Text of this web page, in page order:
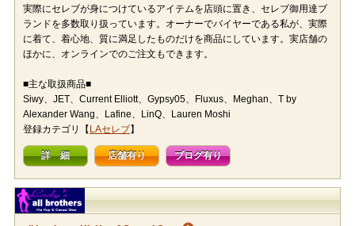
実際にセレブが身につけているアイテムを店頭に置き、セレブ御用達ブ
ランドを多数取り扱っています。オーナーでバイヤーである私が、実際
に着て、着心地、質に満足したものだけを商品にしています。実店舗の
ほかに、オンラインでのご注文もできます。
■主な取扱商品■
Siwy、JET、Current Elliott、Gypsy05、Fluxus、Meghan、T by
Alexander Wang、Lafine、LinQ、Lauren Moshi
登録カテゴリ【 LAセレブ】
詳 細 店舗有り ブログ有り